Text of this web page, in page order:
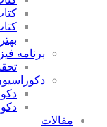
برنامه
مقالات